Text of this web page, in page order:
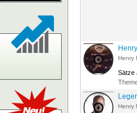
Henry
Sätze
Henry